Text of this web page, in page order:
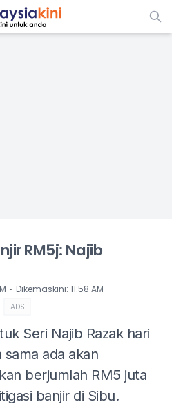
ADS
RM5j: Najib
⋅ Dikemaskini: 11:58 AM
ADS
Seri Najib Razak hari
ada akan
berjumlah RM5 juta
banjir di Sibu.